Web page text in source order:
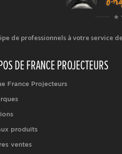
de professionnels à votre
DE FRANCE PROJECTEURS
France Projecteurs
produits
ventes